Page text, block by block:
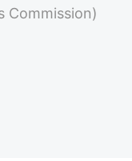
Commission)